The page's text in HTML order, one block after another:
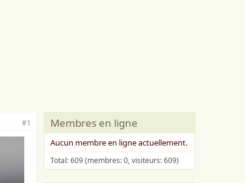
#1 Membres en ligne
Aucun membre en ligne actuellement.
Total: 609 (membres: 0, visiteurs: 609)